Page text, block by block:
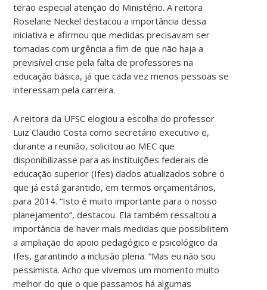
terão especial atenção do Ministério. A reitora
Roselane Neckel destacou a importância dessa
iniciativa e afirmou que medidas precisavam ser
tomadas com urgência a fim de que não haja a
previsível crise pela falta de professores na
educação básica, já que cada vez menos pessoas se
interessam pela carreira.
A reitora da UFSC elogiou a escolha do professor
Luiz Claudio Costa como secretário executivo e,
durante a reunião, solicitou ao MEC que
disponibilizasse para as instituições federais de
educação superior (Ifes) dados atualizados sobre o
que já está garantido, em termos orçamentários,
para 2014. “Isto é muito importante para o nosso
planejamento”, destacou. Ela também ressaltou a
importância de haver mais medidas que possibilitem
a ampliação do apoio pedagógico e psicológico da
Ifes, garantindo a inclusão plena. “Mas eu não sou
pessimista. Acho que vivemos um momento muito
melhor do que o que passamos há algumas